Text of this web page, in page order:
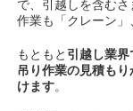
で、引越しを含む
作業も「クレーン」
もともと 引越し業界
吊り作業の見積も
けます。